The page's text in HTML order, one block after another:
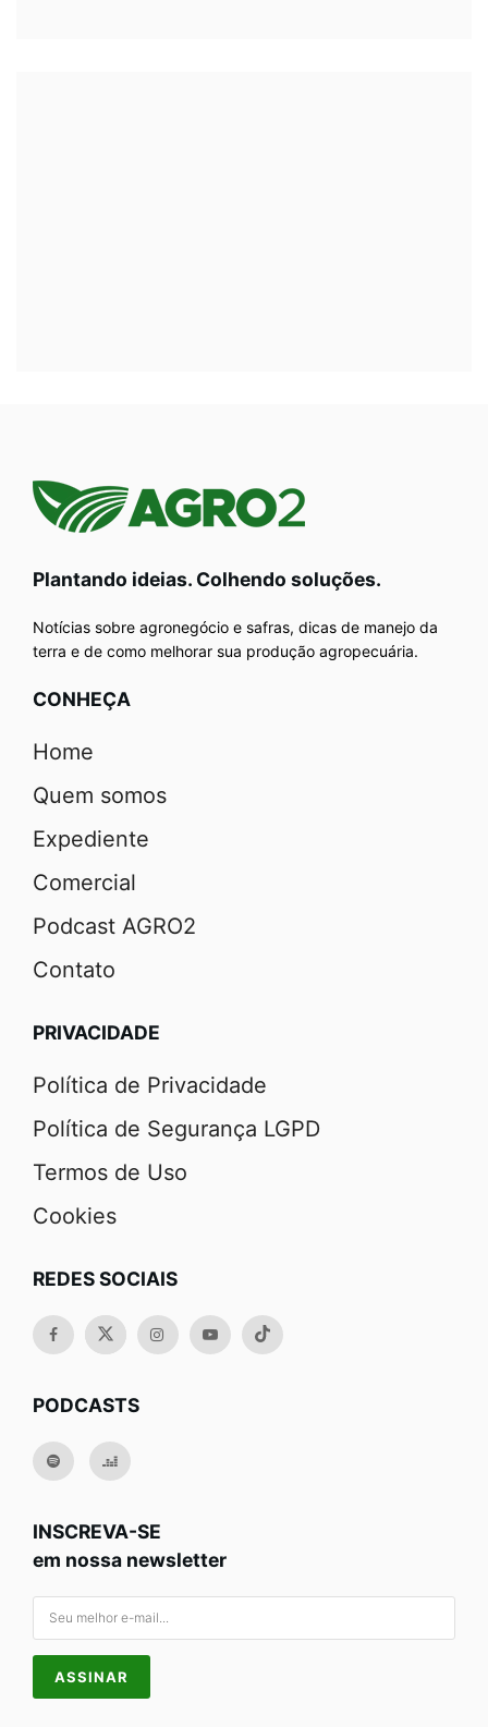
Plantando ideias. Colhendo soluções.
Notícias sobre agronegócio e safras, dicas de manejo da
terra e de como melhorar sua produção agropecuária.
CONHEÇA
Home
Quem somos
Expediente
Comercial
Podcast AGRO2
Contato
PRIVACIDADE
Política de Privacidade
Política de Segurança LGPD
Termos de Uso
Cookies
REDES SOCIAIS
PODCASTS
INSCREVA-SE
em nossa newsletter